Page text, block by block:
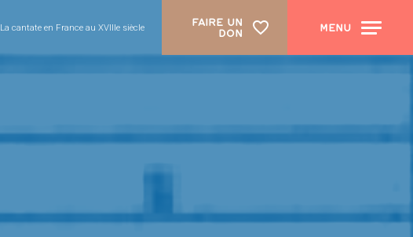
La cantate en France au XVIIIe siècle
FAIRE UN
DON
MENU